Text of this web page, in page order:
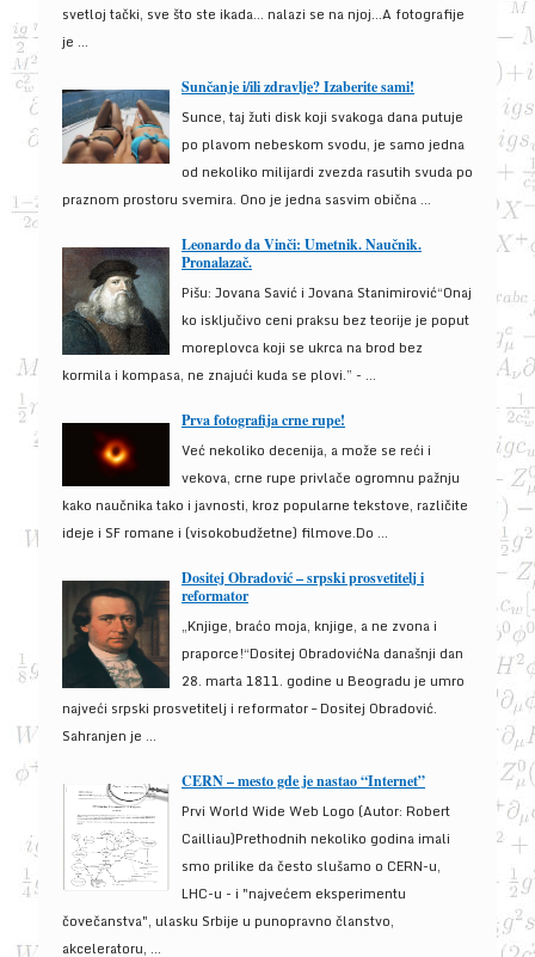
svetloj tački, sve što ste ikada… nalazi se na njoj…A fotografije
je ...
Sunčanje i/ili zdravlje? Izaberite sami!
Sunce, taj žuti disk koji svakoga dana putuje
po plavom nebeskom svodu, je samo jedna
od nekoliko milijardi zvezda rasutih svuda po
praznom prostoru svemira. Ono je jedna sasvim obična ...
Leonardo da Vinči: Umetnik. Naučnik.
Pronalazač.
Pišu: Jovana Savić i Jovana Stanimirović“Onaj
ko isključivo ceni praksu bez teorije je poput
moreplovca koji se ukrca na brod bez
kormila i kompasa, ne znajući kuda se plovi.” - ...
Prva fotografija crne rupe!
Već nekoliko decenija, a može se reći i
vekova, crne rupe privlače ogromnu pažnju
kako naučnika tako i javnosti, kroz popularne tekstove, različite
ideje i SF romane i (visokobudžetne) filmove.Do ...
Dositej Obradović – srpski prosvetitelj i
reformator
„Knjige, braćo moja, knjige, a ne zvona i
praporce!“Dositej ObradovićNa današnji dan
28. marta 1811. godine u Beogradu je umro
najveći srpski prosvetitelj i reformator – Dositej Obradović.
Sahranjen je ...
CERN – mesto gde je nastao “Internet”
Prvi World Wide Web Logo (Autor: Robert
Cailliau)Prethodnih nekoliko godina imali
smo prilike da često slušamo o CERN-u,
LHC-u - i "najvećem eksperimentu
čovečanstva", ulasku Srbije u punopravno članstvo,
akceleratoru, ...